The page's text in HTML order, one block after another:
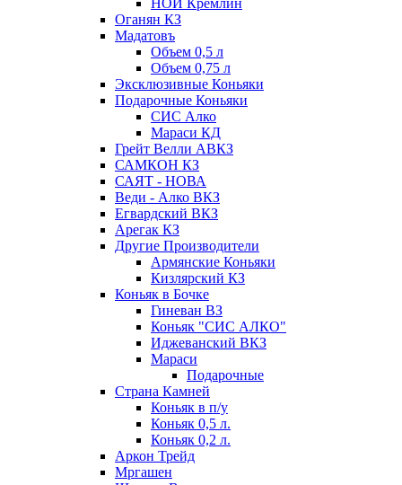
НОЙ Кремлин
Оганян КЗ
Мадатовъ
Объем 0,5 л
Объем 0,75 л
Эксклюзивные Коньяки
Подарочные Коньяки
СИС Алко
Мараси КД
Грейт Велли АВКЗ
САМКОН КЗ
САЯТ - НОВА
Веди - Алко ВКЗ
Егвардский ВКЗ
Арегак КЗ
Другие Производители
Армянские Коньяки
Кизлярский КЗ
Коньяк в Бочке
Гиневан ВЗ
Коньяк "СИС АЛКО"
Иджеванский ВКЗ
Мараси
Подарочные
Страна Камней
Коньяк в п/у
Коньяк 0,5 л.
Коньяк 0,2 л.
Аркон Трейд
Мргашен